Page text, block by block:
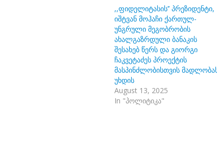
,,ფიდელიტასის’’ პრეზიდენტი,
იშტვან მოჰაჩი ქართულ-
უნგრული მეგობრობის
ახალგაზრდული ბანაკის
შესახებ წერს და გიორგი
ჩაკვეტაძეს პროექტის
მასპინძლობისთვის
უხდის
August 13, 2025
In "პოლიტიკა"